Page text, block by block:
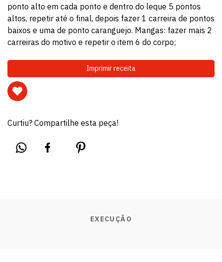
ponto alto em cada ponto e dentro do leque 5 pontos
altos, repetir até o final, depois fazer 1 carreira de pontos
baixos e uma de ponto caranguejo. Mangas: fazer mais 2
carreiras do motivo e repetir o item 6 do corpo;
Imprimir receita
Curtiu? Compartilhe esta peça!
EXECUÇÃO